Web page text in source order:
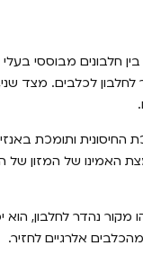
חלבונים מבוססי בעלי
לכלבים. מצד
ותומכת
האמינו של המזון
נהדר לחלבון, הוא
אלרגיים לחזיר.